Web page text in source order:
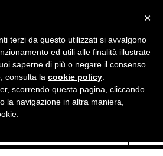
×
terzi da questo utilizzati si avvalgono
ed utili alle finalità illustrate
saperne di più o negare il consenso
consulta la cookie policy
scorrendo questa pagina, cliccando
la navigazione in altra maniera,